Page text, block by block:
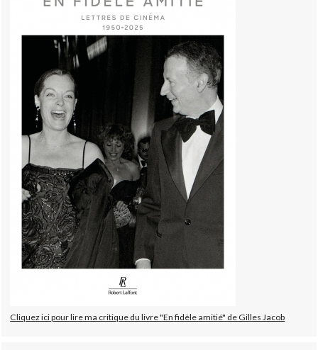
Cliquez ici pour lire ma critique du livre "En fidèle amitié" de Gilles Jacob